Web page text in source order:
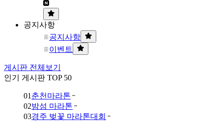
공지사항
공지사항
이벤트
게시판 전체보기
인기 게시판 TOP 50
01 춘천마라톤
02밤섬 마라톤
03경주 벚꽃 마라톤대회